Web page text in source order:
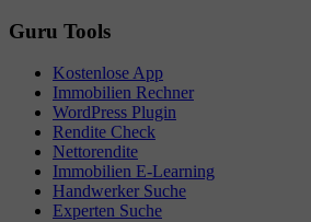
Guru Tools
Kostenlose App
Immobilien Rechner
WordPress Plugin
Rendite Check
Nettorendite
Immobilien E-Learning
Handwerker Suche
Experten Suche